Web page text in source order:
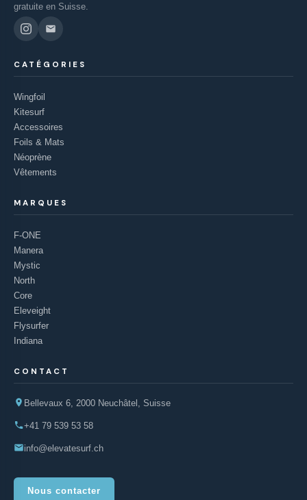
gratuite en Suisse.
CATÉGORIES
Wingfoil
Kitesurf
Accessoires
Foils & Mats
Néoprène
Vêtements
MARQUES
F-ONE
Manera
Mystic
North
Core
Eleveight
Flysurfer
Indiana
CONTACT
Bellevaux 6, 2000 Neuchâtel, Suisse
+41 79 539 53 58
info@elevatesurf.ch
Nous contacter